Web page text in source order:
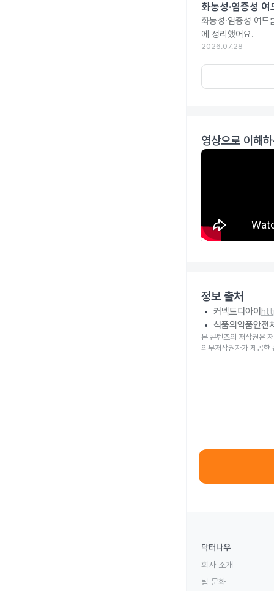
화농성·염증성
화농성·염증성 여
에 정리했어요.
2026.07.28
영상으로 이해
정보 출처
커넥트디아이
식품의약품안전
본 콘텐츠의 저작권은
외부저작권자가 제공한
닥터나우
회사 소개
팀 문화